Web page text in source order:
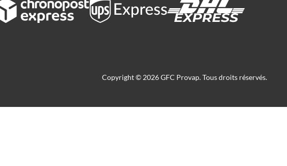
Copyright © 2026 GFC Provap. Tous droits réservés.